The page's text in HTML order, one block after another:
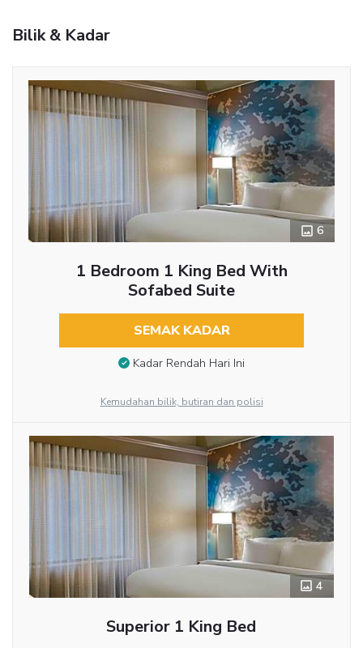
Bilik & Kadar
6
1 Bedroom 1 King Bed With
Sofabed Suite
SEMAK KADAR
Kadar Rendah Hari Ini
Kemudahan bilik, butiran dan polisi
4
Superior 1 King Bed